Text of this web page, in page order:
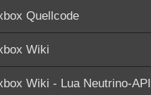
Quellcode
Wiki
Wiki - Lua Neutrino-API